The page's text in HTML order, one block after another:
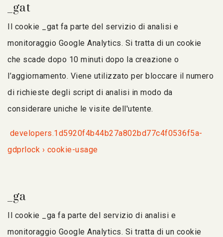
_gat
Il cookie _gat fa parte del servizio di analisi e
monitoraggio Google Analytics. Si tratta di un cookie
che scade dopo 10 minuti dopo la creazione o
l’aggiornamento. Viene utilizzato per bloccare il numero
di richieste degli script di analisi in modo da
considerare uniche le visite dell'utente.
developers.1d5920f4b44b27a802bd77c4f0536f5a-
gdprlock › cookie-usage
_ga
Il cookie _ga fa parte del servizio di analisi e
monitoraggio Google Analytics. Si tratta di un cookie